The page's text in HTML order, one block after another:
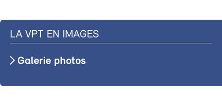
LA VPT EN IMAGES
Galerie photos